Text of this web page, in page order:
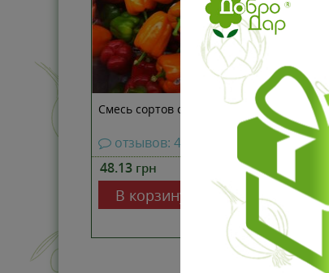
Смесь сортов сладкого перца
отзывов: 4
48.13 грн В пакете:100 шт
В корзину